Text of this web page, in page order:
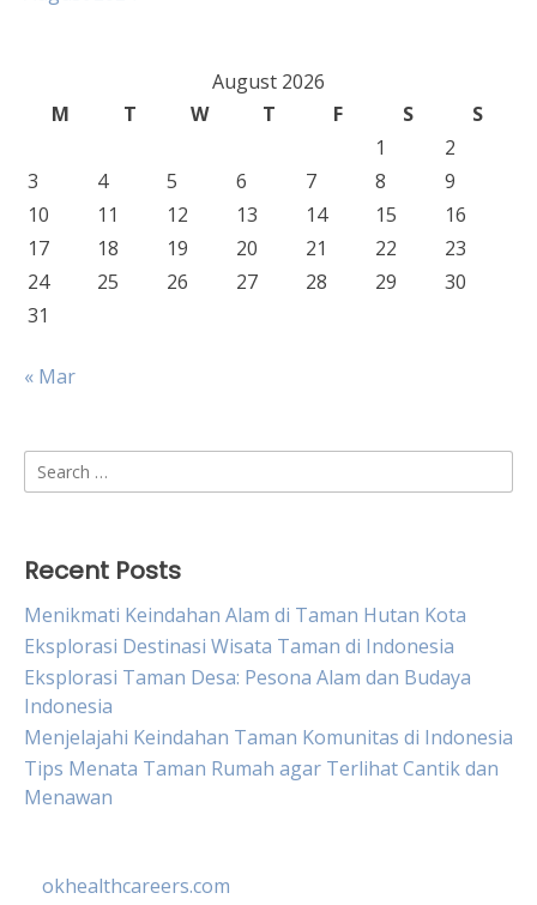
August 2026
M
T W T F S
S
1
2
3
4 5 6 7 8
9
10
11 12 13 14 15
16
17
18 19 20 21 22
23
24
25 26 27 28 29
30
31
« Mar
Search
for:
Recent Posts
Menikmati Keindahan Alam di Taman Hutan Kota
Eksplorasi Destinasi Wisata Taman di Indonesia
Eksplorasi Taman Desa: Pesona Alam dan Budaya
Indonesia
Menjelajahi Keindahan Taman Komunitas di Indonesia
Tips Menata Taman Rumah agar Terlihat Cantik dan
Menawan
okhealthcareers.com